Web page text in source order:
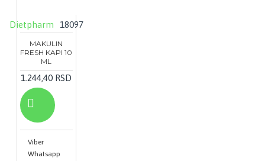
Dietpharm 18097
MAKULIN
FRESH KAPI 10
ML
1.244,40 RSD
Viber
Whatsapp